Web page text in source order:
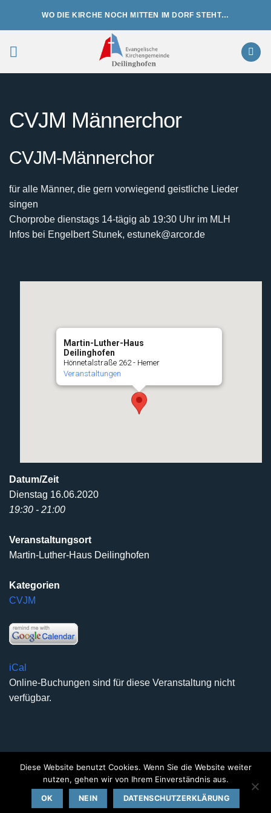
WO DIE KIRCHE NOCH MITTEN IM DORF STEHT…
CVJM Männerchor
CVJM-Männerchor
für alle Männer, die gern vorwiegend geistliche Lieder
singen
Chorprobe dienstags 14-tägig ab 19:30 Uhr im MLH
Infos bei Engelbert Stunek, estunek@arcor.de
Martin-Luther-Haus
Deilinghofen
Hönnetalstraße 262 - Hemer
Veranstaltungen
Datum/Zeit
Dienstag 16.06.2020
19:30 - 21:00
Veranstaltungsort
Martin-Luther-Haus Deilinghofen
Kategorien
CVJM
iCal
Online-Buchungen sind für diese Veranstaltung nicht
verfügbar.
DATENSCHUTZERKLÄRUNG IMPRESSUM KONTAKT
Copyright 2026 ©Kirchengemeinde Deilinghofen- Design
kleinzweidrei Kommunikationsdesign
Diese Website benutzt Cookies. Wenn Sie die Website weiter
nutzen, gehen wir von Ihrem Einverständnis aus.
OK NEIN DATENSCHUTZERKLÄRUNG